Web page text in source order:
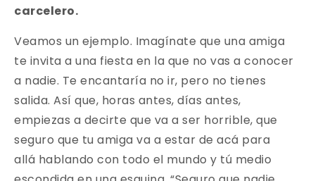
carcelero.
Veamos un ejemplo. Imagínate que una amiga
te invita a una fiesta en la que no vas a conocer
a nadie. Te encantaría no ir, pero no tienes
salida. Así que, horas antes, días antes,
empiezas a decirte que va a ser horrible, que
seguro que tu amiga va a estar de acá para
allá hablando con todo el mundo y tú medio